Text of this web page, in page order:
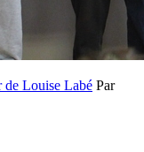
de Louise Labé Par